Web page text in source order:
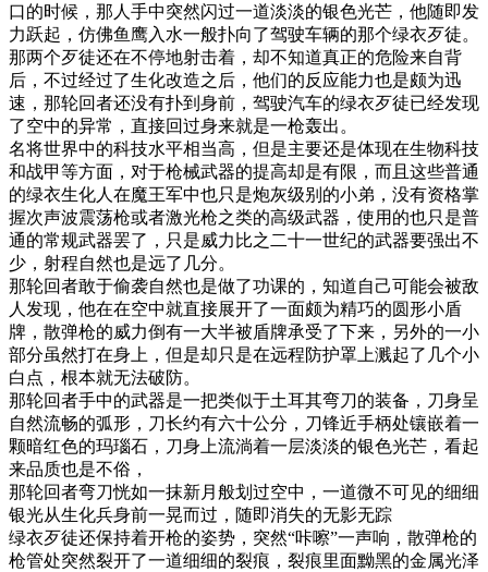
口的时候，那人手中突然闪过一道淡淡的银色光芒，他随即发
力跃起，仿佛鱼鹰入水一般扑向了驾驶车辆的那个绿衣歹徒。
那两个歹徒还在不停地射击着，却不知道真正的危险来自背
后，不过经过了生化改造之后，他们的反应能力也是颇为迅
速，那轮回者还没有扑到身前，驾驶汽车的绿衣歹徒已经发现
了空中的异常，直接回过身来就是一枪轰出。
名将世界中的科技水平相当高，但是主要还是体现在生物科技
和战甲等方面，对于枪械武器的提高却是有限，而且这些普通
的绿衣生化人在魔王军中也只是炮灰级别的小弟，没有资格掌
握次声波震荡枪或者激光枪之类的高级武器，使用的也只是普
通的常规武器罢了，只是威力比之二十一世纪的武器要强出不
少，射程自然也是远了几分。
那轮回者敢于偷袭自然也是做了功课的，知道自己可能会被敌
人发现，他在在空中就直接展开了一面颇为精巧的圆形小盾
牌，散弹枪的威力倒有一大半被盾牌承受了下来，另外的一小
部分虽然打在身上，但是却只是在远程防护罩上溅起了几个小
白点，根本就无法破防。
那轮回者手中的武器是一把类似于土耳其弯刀的装备，刀身呈
自然流畅的弧形，刀长约有六十公分，刀锋近手柄处镶嵌着一
颗暗红色的玛瑙石，刀身上流淌着一层淡淡的银色光芒，看起
来品质也是不俗，
那轮回者弯刀恍如一抹新月般划过空中，一道微不可见的细细
银光从生化兵身前一晃而过，随即消失的无影无踪
绿衣歹徒还保持着开枪的姿势，突然“咔嚓”一声响，散弹枪的
枪管处突然裂开了一道细细的裂痕，裂痕里面黝黑的金属光泽